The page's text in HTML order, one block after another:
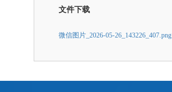
文件下载
微信图片_2026-05-26_143226_407.png